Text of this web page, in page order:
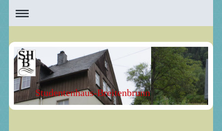
Studentenhaus-Breitenbrunn